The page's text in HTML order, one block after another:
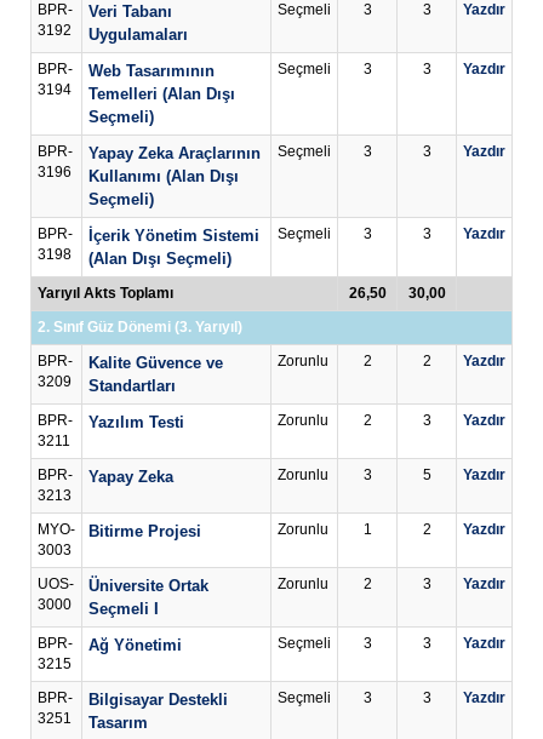
BPR-
3192
Veri Tabanı
Uygulamaları
Seçmeli 3 3 Yazdır
BPR-
3194
Web Tasarımının
Temelleri (Alan Dışı
Seçmeli)
Seçmeli 3 3 Yazdır
BPR-
3196
Yapay Zeka Araçlarının
Kullanımı (Alan Dışı
Seçmeli)
Seçmeli 3 3 Yazdır
BPR-
3198
İçerik Yönetim Sistemi
(Alan Dışı Seçmeli)
Seçmeli 3 3 Yazdır
Yarıyıl Akts Toplamı 26,50
30,00
2. Sınıf Güz Dönemi (3. Yarıyıl)
BPR-
3209
Kalite Güvence ve
Standartları
Zorunlu 2 2 Yazdır
BPR-
3211
Yazılım Testi Zorunlu 2 3 Yazdır
BPR-
3213
Yapay Zeka Zorunlu 3 5 Yazdır
MYO-
3003
Bitirme Projesi Zorunlu 1 2 Yazdır
UOS-
3000
Üniversite Ortak
Seçmeli I
Zorunlu 2 3 Yazdır
BPR-
3215
Ağ Yönetimi Seçmeli 3 3 Yazdır
BPR-
3251
Bilgisayar Destekli
Tasarım
Seçmeli 3 3 Yazdır